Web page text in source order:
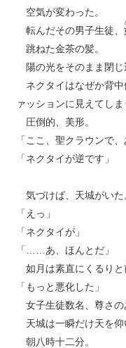
空気が変わった。
転んだその男子生徒、
跳ねた金茶の髪。
陽の光をそのまま閉じ
ネクタイはなぜか背中
ァッションに見えてしま
圧倒的、美形。
「ここ、聖クラウンで、
「ネクタイが逆です」
気づけば、天城がいた
「えっ」
「ネクタイが」
「……あ、ほんとだ」
如月は素直にくるりと
「もっと悪化した」
女子生徒数名、尊さの
天城は一瞬だけ天を仰
朝八時十二分。